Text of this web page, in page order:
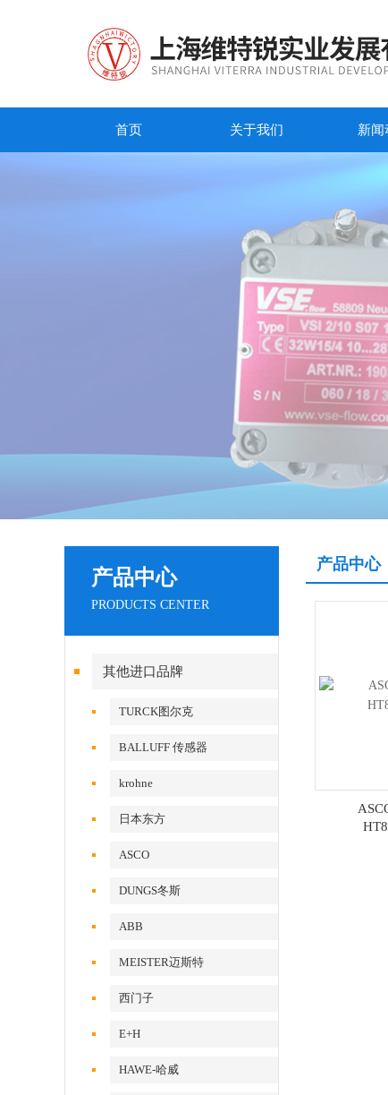
首页 关于我们 新闻
产品中心
PRODUCTS CENTER
其他进口品牌
TURCK图尔克
BALLUFF 传感器
krohne
日本东方
ASCO
DUNGS冬斯
ABB
MEISTER迈斯特
西门子
E+H
HAWE-哈威
产品中心